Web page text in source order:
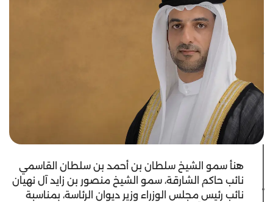
هنأ سمو الشيخ سلطان بن أحمد بن سلطان القاسمي
نائب حاكم الشارقة، سمو الشيخ منصور بن زايد آل نهيان
نائب رئيس مجلس الوزراء وزير ديوان الرئاسة، بمناسبة